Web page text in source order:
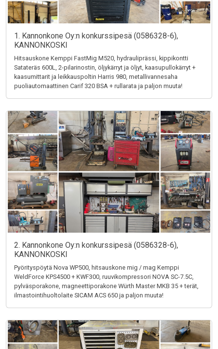
1. Kannonkone Oy:n konkurssipesä (0586328-6),
KANNONKOSKI
Hitsauskone Kemppi FastMig M520, hydrauliprässi, kippikontti
Satateräs 600L, 2-pilarinostin, öljykärryt ja öljyt, kaasupullokärryt +
kaasumittarit ja leikkauspoltin Harris 980, metallivannesaha
puoliautomaattinen Carif 320 BSA + rullarata ja paljon muuta!
2. Kannonkone Oy:n konkurssipesä (0586328-6),
KANNONKOSKI
Pyörityspöytä Nova WP500, hitsauskone mig / mag Kemppi
WeldForce KPS4500 + KWF300, ruuvikompressori NOVA SC-7.5C,
pylväsporakone, magneettiporakone Würth Master MKB 35 + terät,
ilmastointihuoltolaite SICAM ACS 650 ja paljon muuta!